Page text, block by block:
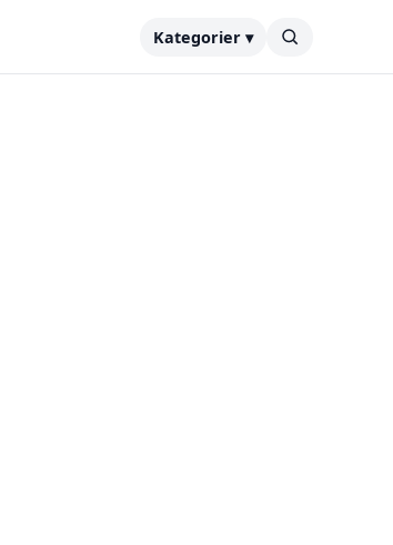
Kategorier ▾